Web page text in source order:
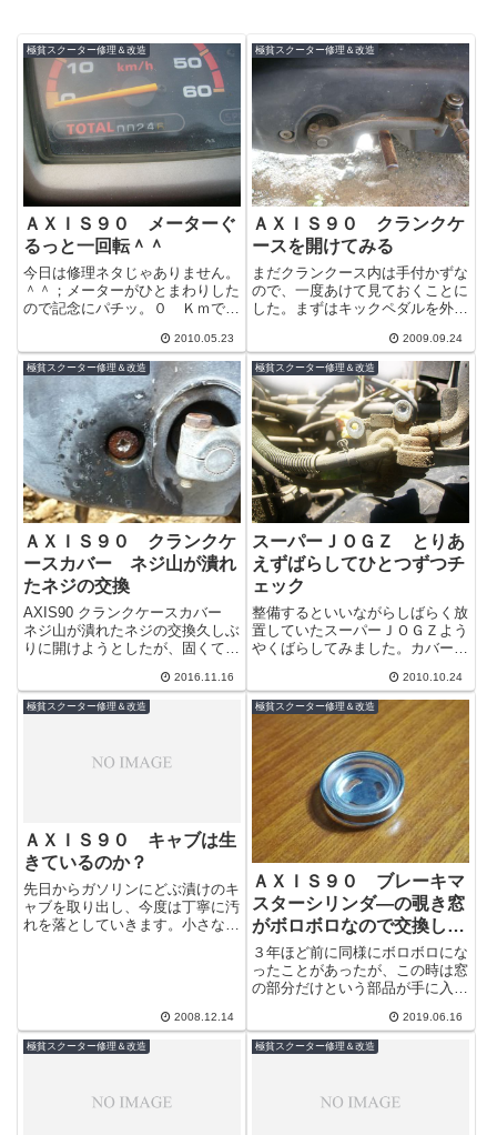
極貧スクーター修理＆改造
ＡＸＩＳ９０ メーターぐ
るっと一回転＾＾
今日は修理ネタじゃありません。
＾＾；メーターがひとまわりした
ので記念にパチッ。０ Ｋｍで写
ていました。それも２４Ｋｍも＾
＾；このメ...
2010.05.23
極貧スクーター修理＆改造
ＡＸＩＳ９０ クランクケ
ースを開けてみる
まだクランクース内は手付かずな
ので、一度あけて見ておくことに
した。まずはキックペダルを外さ
死んでいるのでいつもこのキック
ペダルで始...
2009.09.24
極貧スクーター修理＆改造
ＡＸＩＳ９０ クランクケ
ースカバー ネジ山が潰れ
たネジの交換
AXIS90 クランクケースカバー
ネジ山が潰れたネジの交換久しぶ
りに開けようとしたが、固くて潰
てしまった。＾＾；元から舐め気
味だ...
2016.11.16
極貧スクーター修理＆改造
スーパーＪＯＧＺ とりあ
えずばらしてひとつずつチ
ェック
整備するといいながらしばらく放
置していたスーパーＪＯＧＺよう
やくばらしてみました。カバーを
バッテリーが。こんなところにあ
ったのね。...
2010.10.24
極貧スクーター修理＆改造
ＡＸＩＳ９０ キャブは生
きているのか？
先日からガソリンにどぶ漬けのキ
ャブを取り出し、今度は丁寧に汚
れを落としていきます。小さな部
2008.12.14
極貧スクーター修理＆改造
ＡＸＩＳ９０ ブレーキマ
スターシリンダ―の覗き窓
がボロボロなので交換して
みた
３年ほど前に同様にボロボロにな
ったことがあったが、この時は窓
の部分だけという部品が手に入ら
９０ 穴の開いたマスターシリン
ダ―を交換...
2019.06.16
極貧スクーター修理＆改造 極貧スクーター修理＆改造